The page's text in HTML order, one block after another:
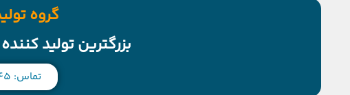
گروه
بزرگترین تولید
تماس: 09171114845